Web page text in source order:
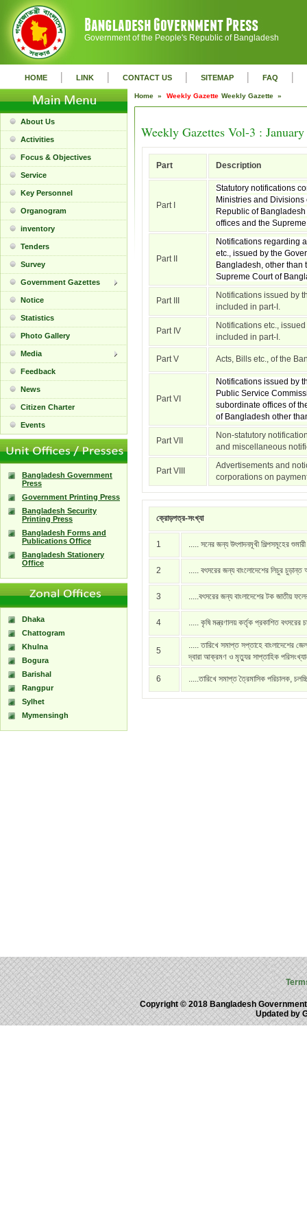
Government of the People's Republic of Bangladesh
HOME | LINK | CONTACT US | SITEMAP | FAQ |
About Us
Activities
Focus & Objectives
Service
Key Personnel
Organogram
inventory
Tenders
Survey
Government Gazettes
Notice
Statistics
Photo Gallery
Media
Feedback
News
Citizen Charter
Events
Bangladesh Government
Press
Government Printing Press
Bangladesh Security
Printing Press
Bangladesh Forms and
Publications Office
Bangladesh Stationery
Office
Dhaka
Chattogram
Khulna
Bogura
Barishal
Rangpur
Sylhet
Mymensingh
Home » Weekly Gazette Weekly Gazette »
Weekly Gazettes Vol-3 :
Part Description
Part I
Statutory notifications
Ministries and Divisions
Republic of
offices and the
Part II
Notifications regarding
etc., issued by the
Bangladesh, other than
Supreme Court of
Part III
Notifications issued by
included in part-I.
Part IV
Notifications etc.,
included in part-I.
Part V Acts, Bills etc., of the
Part VI
Notifications issued by
Public Service
subordinate offices of
of Bangladesh other
Part VII
Non-statutory
and miscellaneous
Part VIII
Advertisements and
corporations on
ক্রোড়পত্র-সংখ্যা
1 ..... সনের জন্য উৎপাদনমূখী শিল্পসমূহের
2 ..... বৎসরের জন্য বাংলোদেশের লিচুর চুড়ান্ত
3 .....বৎসরের জন্য বাংলাদেশের টক জাতীয়
4 ..... কৃষি মন্ত্রণালয় কর্তৃক প্রকাশিত বৎসরের
5
..... তারিখে সমাপ্ত সপ্তাহে বাংলাদেশের
দ্বারা আক্রমণ ও মৃত্যুর সাপ্তাহিক
6 .....তারিখে সমাপ্ত ত্রৈমাসিক পরিচালক,
Copyright © 2018 Bangladesh
Updated by